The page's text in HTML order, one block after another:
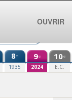
8e
1935
9e
2024
10e
E.C.
OUVRIR